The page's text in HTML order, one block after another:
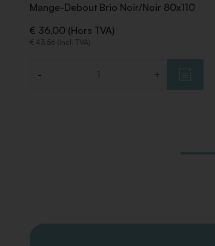
Mange-Debout Brio Noir/Noir 80x110
€ 36,00 (Hors TVA)
€ 43,56 (Incl. TVA)
- +